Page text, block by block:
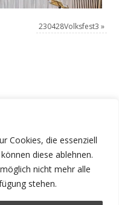
Cookies, die essenziell
diese ablehnen.
nicht mehr alle
stehen.
230428Volksfest3 »
Kommentar abzugeben.